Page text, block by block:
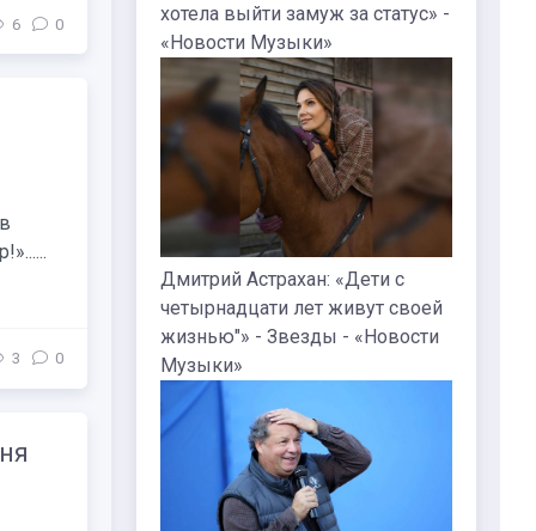
6 0
3 0
хотела выйти замуж за статус» -
«Новости Музыки»
Дмитрий Астрахан: «Дети с
четырнадцати лет живут своей
жизнью"» - Звезды - «Новости
Музыки»